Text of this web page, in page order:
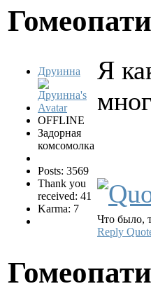
Друинна
OFFLINE
Задорная
комсомолка
Posts: 3569
Thank you
received: 41
Karma: 7
Я
Что было,
Reply